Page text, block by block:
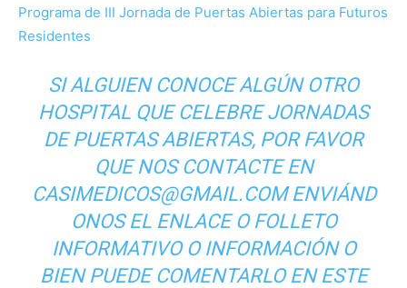
Programa de III Jornada de Puertas Abiertas para Futuros
Residentes
SI ALGUIEN CONOCE ALGÚN OTRO
HOSPITAL QUE CELEBRE JORNADAS
DE PUERTAS ABIERTAS, POR FAVOR
QUE NOS CONTACTE EN
CASIMEDICOS@GMAIL.COM ENVIÁND
ONOS EL ENLACE O FOLLETO
INFORMATIVO O INFORMACIÓN O
BIEN PUEDE COMENTARLO EN ESTE